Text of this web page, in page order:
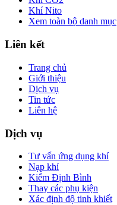
Khí Nito
Xem toàn bộ danh mục
Liên kết
Trang chủ
Giới thiệu
Dịch vụ
Tin tức
Liên hệ
Dịch vụ
Tư vấn ứng dụng khí
Nạp khí
Kiểm Định Bình
Thay các phụ kiện
Xác định độ tinh khiết